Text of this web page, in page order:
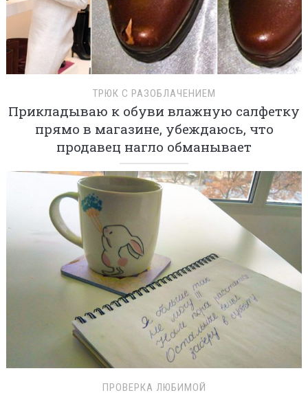
ТРЮК С РАЗОБЛАЧЕНИЕМ
Прикладываю к обуви влажную салфетку
прямо в магазине, убеждаюсь, что
продавец нагло обманывает
ПРОВЕРКА ЛЮБИМОЙ